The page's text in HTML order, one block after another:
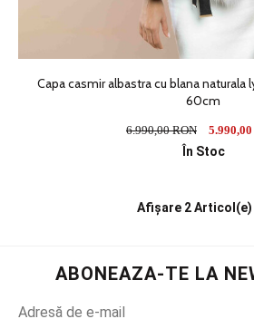
Capa casmir albastra cu blana naturala
60cm
6.990,00 RON
În Stoc
Afișare 2 Articol(e)
ABONEAZA-TE LA